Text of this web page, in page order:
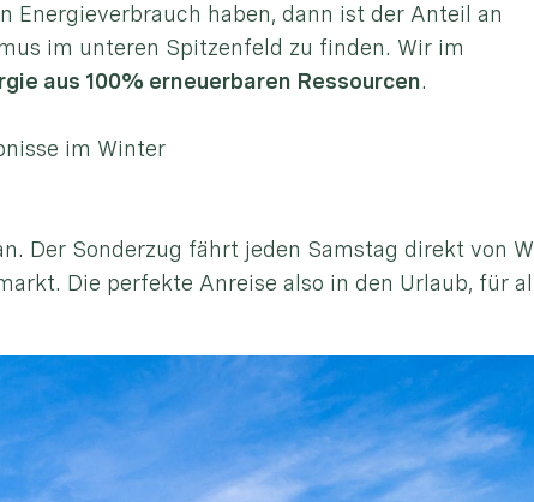
Energieverbrauch haben, dann ist der Anteil an
im unteren Spitzenfeld zu finden. Wir im
aus 100% erneuerbaren Ressourcen.
im Winter
Der Sonderzug fährt jeden Samstag direkt von
Die perfekte Anreise also in den Urlaub, für